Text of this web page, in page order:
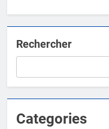
Rechercher
Categories